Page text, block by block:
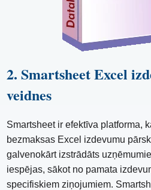
2. Smartsheet Excel
veidnes
Smartsheet ir efektīva platforma,
bezmaksas Excel izdevumu
galvenokārt izstrādāts
iespējas, sākot no pamata
specifiskiem ziņojumiem.